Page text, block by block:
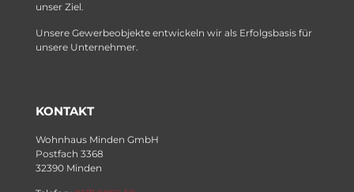
unser Ziel.
Unsere Gewerbeobjekte entwickeln wir als Erfolgsbasis für
unsere Unternehmer.
KONTAKT
Wohnhaus Minden GmbH
Postfach 3368
32390 Minden